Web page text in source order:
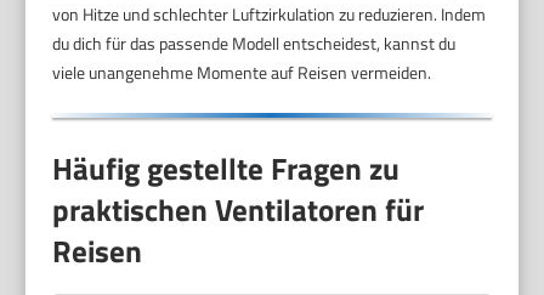
von Hitze und schlechter Luftzirkulation zu reduzieren. Indem
du dich für das passende Modell entscheidest, kannst du
viele unangenehme Momente auf Reisen vermeiden.
Häufig gestellte Fragen zu
praktischen Ventilatoren für
Reisen